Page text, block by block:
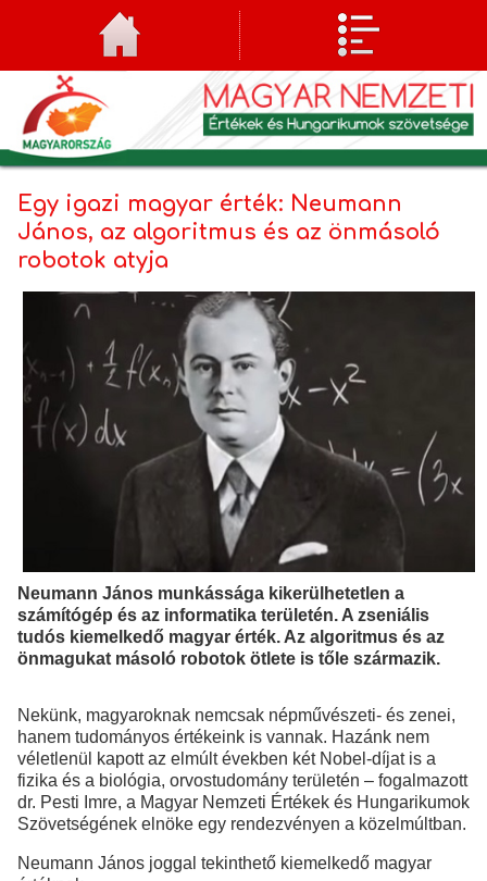
Egy igazi magyar érték: Neumann
János, az algoritmus és az önmásoló
robotok atyja
Neumann János munkássága kikerülhetetlen a
számítógép és az informatika területén. A zseniális
tudós kiemelkedő magyar érték. Az algoritmus és az
önmagukat másoló robotok ötlete is tőle származik.
Nekünk, magyaroknak nemcsak népművészeti- és zenei,
hanem tudományos értékeink is vannak. Hazánk nem
véletlenül kapott az elmúlt években két Nobel-díjat is a
fizika és a biológia, orvostudomány területén – fogalmazott
dr. Pesti Imre, a Magyar Nemzeti Értékek és Hungarikumok
Szövetségének elnöke egy rendezvényen a közelmúltban.
Neumann János joggal tekinthető kiemelkedő magyar